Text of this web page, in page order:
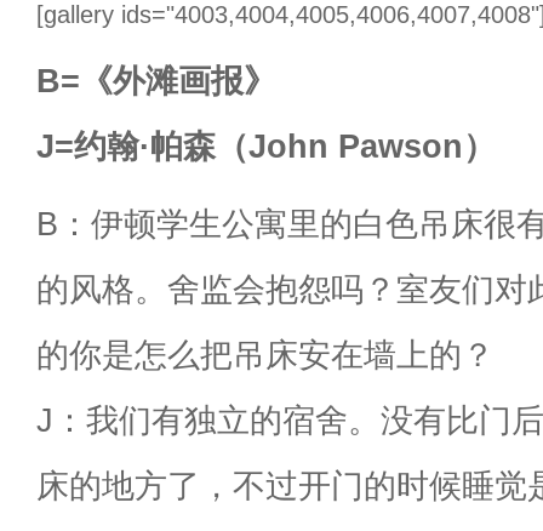
[gallery
B=《外滩画报》
J=约翰·帕森（John Pawson）
B：伊顿学生公寓里的白色吊床很
的风格。舍监会抱怨吗？室友们对
的你是怎么把吊床安在墙上的？
J：我们有独立的宿舍。没有比门
床的地方了，不过开门的时候睡觉